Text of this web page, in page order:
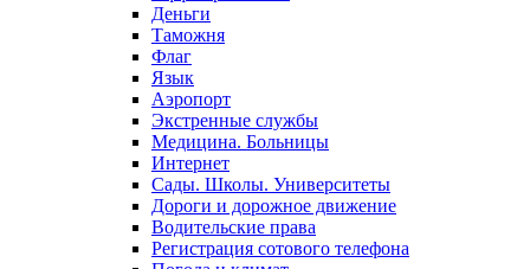
Деньги
Таможня
Флаг
Язык
Аэропорт
Экстренные службы
Медицина. Больницы
Интернет
Сады. Школы. Университеты
Дороги и дорожное движение
Водительские права
Регистрация сотового телефона